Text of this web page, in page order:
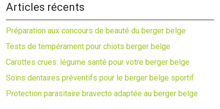
Articles récents
Préparation aux concours de beauté du berger belge
Tests de tempérament pour chiots berger belge
Carottes crues: légume santé pour votre berger belge
Soins dentaires préventifs pour le berger belge sportif
Protection parasitaire bravecto adaptée au berger belge